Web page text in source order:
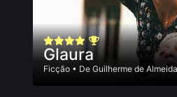
Glaura
Ficção • De Guilherme de